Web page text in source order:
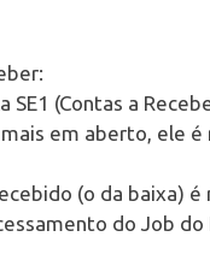
SE1 (Contas a
em aberto, ele
(o da baixa)
do Job do